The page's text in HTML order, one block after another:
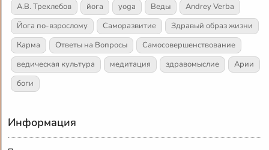
А.В. Трехлебов
йога yoga Веды
Andrey Verba
Йога по-взрослому
Саморазвитие
Здравый образ жизни
Карма
Ответы на Вопросы
Самосовершенствование
ведическая культура
медитация здравомыслие
Арии
боги
Информация